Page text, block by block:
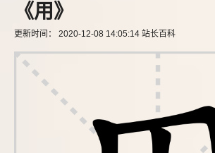
《用》
更新时间： 2020-12-08 14:05:14 站长百科